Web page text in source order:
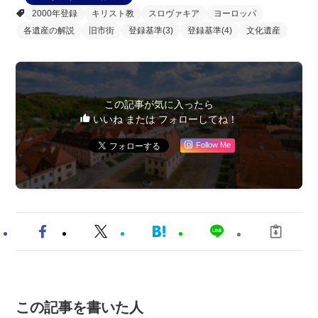
2000年登録
キリスト教 スロヴァキア
ヨーロッパ
各遺産の解説
旧市街 登録基準(3) 登録基準(4) 文化遺産
この記事が気に入ったら
いいね または フォローしてね！
Follow Me
この記事を書いた人